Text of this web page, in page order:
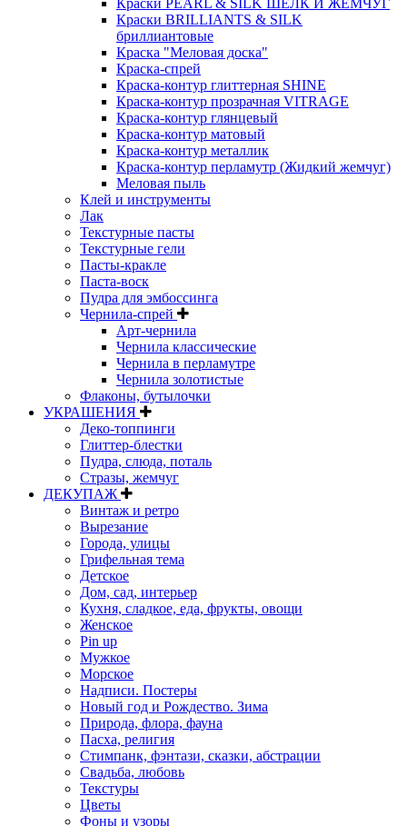
Краски PEARL & SILK ШЕЛК И ЖЕМЧУГ
Краски BRILLIANTS & SILK
бриллиантовые
Краска "Меловая доска"
Краска-спрей
Краска-контур глиттерная SHINE
Краска-контур прозрачная VITRAGE
Краска-контур глянцевый
Краска-контур матовый
Краска-контур металлик
Краска-контур перламутр (Жидкий жемчуг)
Меловая пыль
Клей и инструменты
Лак
Текстурные пасты
Текстурные гели
Пасты-кракле
Паста-воск
Пудра для эмбоссинга
Чернила-спрей
Арт-чернила
Чернила классические
Чернила в перламутре
Чернила золотистые
Флаконы, бутылочки
УКРАШЕНИЯ
Деко-топпинги
Глиттер-блестки
Пудра, слюда, поталь
Стразы, жемчуг
ДЕКУПАЖ
Винтаж и ретро
Вырезание
Города, улицы
Грифельная тема
Детское
Дом, сад, интерьер
Кухня, сладкое, еда, фрукты, овощи
Женское
Pin up
Мужкое
Морское
Надписи. Постеры
Новый год и Рождество. Зима
Природа, флора, фауна
Пасха, религия
Стимпанк, фэнтази, сказки, абстрации
Свадьба, любовь
Текстуры
Цветы
Фоны и узоры